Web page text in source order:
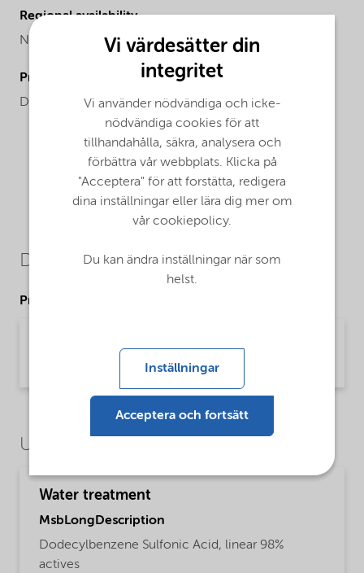
Regional availability
North America
ProductChemicalsName
Dodecylbenzene Sulfonic Acid, linear
Downloads
Product Data Sheets
Product Data Sheet | application/pdf (34,3 KB) | English
Use Cases
Water treatment
MsbLongDescription
Dodecylbenzene Sulfonic Acid, linear 98%
actives
Vi värdesätter din
integritet
Vi använder nödvändiga och icke-
nödvändiga cookies för att
tillhandahålla, säkra, analysera och
förbättra vår webbplats. Klicka på
"Acceptera" för att forstätta, redigera
dina inställningar eller lära dig mer om
vår cookiepolicy.
Du kan ändra inställningar när som
helst.
Inställningar
Acceptera och fortsätt